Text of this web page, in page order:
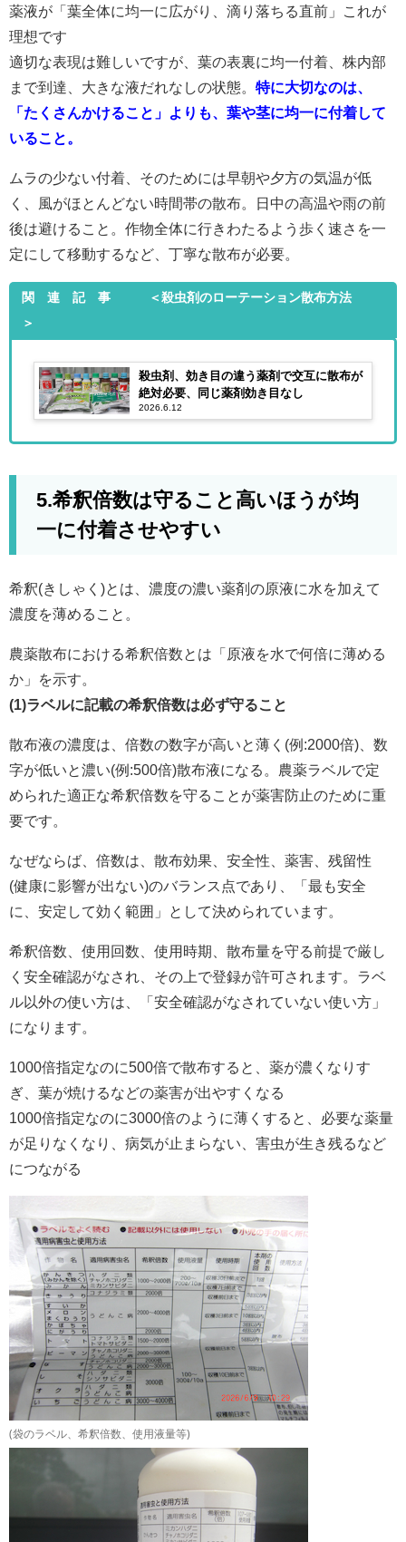
薬液が「葉全体に均一に広がり、滴り落ちる直前」これが
理想です
適切な表現は難しいですが、葉の表裏に均一付着、株内部
まで到達、大きな液だれなしの状態。 特に大切なのは、
「たくさんかけること」よりも、葉や茎に均一に付着して
いること。
ムラの少ない付着、そのためには早朝や夕方の気温が低
く、風がほとんどない時間帯の散布。日中の高温や雨の前
後は避けること。作物全体に行きわたるよう歩く速さを一
定にして移動するなど、丁寧な散布が必要。
関 連 記 事 ＜殺虫剤のローテーション散布方法
＞
殺虫剤、効き目の違う薬剤で交互に散布が
絶対必要、同じ薬剤効き目なし
2026.6.12
5.希釈倍数は守ること高いほうが均
一に付着させやすい
希釈(きしゃく)とは、濃度の濃い薬剤の原液に水を加えて
濃度を薄めること。
農薬散布における希釈倍数とは「原液を水で何倍に薄める
か」を示す。
(1)ラベルに記載の希釈倍数は必ず守ること
散布液の濃度は、倍数の数字が高いと薄く(例:2000倍)、数
字が低いと濃い(例:500倍)散布液になる。農薬ラベルで定
められた適正な希釈倍数を守ることが薬害防止のために重
要です。
なぜならば、倍数は、散布効果、安全性、薬害、残留性
(健康に影響が出ない)のバランス点であり、「最も安全
に、安定して効く範囲」として決められています。
希釈倍数、使用回数、使用時期、散布量を守る前提で厳し
く安全確認がなされ、その上で登録が許可されます。ラベ
ル以外の使い方は、「安全確認がなされていない使い方」
になります。
1000倍指定なのに500倍で散布すると、薬が濃くなりす
ぎ、葉が焼けるなどの薬害が出やすくなる
1000倍指定なのに3000倍のように薄くすると、必要な薬量
が足りなくなり、病気が止まらない、害虫が生き残るなど
につながる
(袋のラベル、希釈倍数、使用液量等)